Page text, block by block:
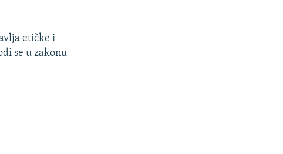
etičke i
se u zakonu